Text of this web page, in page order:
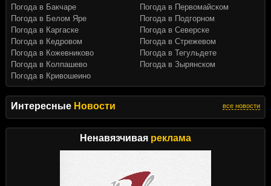
Интересные Новости все новости
Ненавязчивая реклама
Погода в Бакчаре
Погода в Белом Яре
Погода в Каргаске
Погода в Кедровом
Погода в Кожевниково
Погода в Колпашево
Погода в Кривошеино
Погода в Первомайском
Погода в Подгорном
Погода в Северске
Погода в Стрежевом
Погода в Тегульдете
Погода в Зырянском